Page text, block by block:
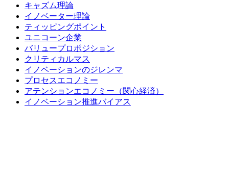
キャズム理論
イノベーター理論
ティッピングポイント
ユニコーン企業
バリュープロポジション
クリティカルマス
イノベーションのジレンマ
プロセスエコノミー
アテンションエコノミー（関心経済）
イノベーション推進バイアス